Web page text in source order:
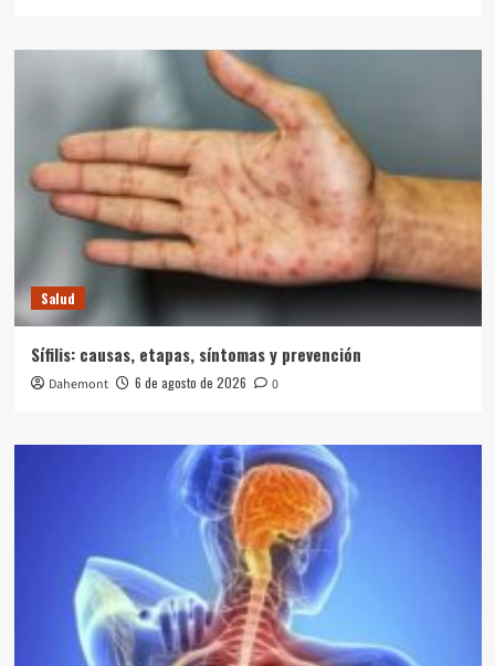
Salud
Sífilis: causas, etapas, síntomas y prevención
Dahemont 6 de agosto de 2026 0